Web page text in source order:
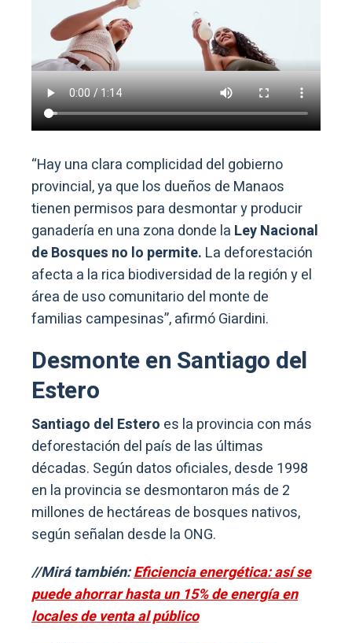
“Hay una clara complicidad del gobierno
provincial, ya que los dueños de Manaos
tienen permisos para desmontar y producir
ganadería en una zona donde la Ley Nacional
de Bosques no lo permite. La deforestación
afecta a la rica biodiversidad de la región y el
área de uso comunitario del monte de
familias campesinas”, afirmó Giardini.
Desmonte en Santiago del
Estero
Santiago del Estero es la provincia con más
deforestación del país de las últimas
décadas. Según datos oficiales, desde 1998
en la provincia se desmontaron más de 2
millones de hectáreas de bosques nativos,
según señalan desde la ONG.
//Mirá también:Eficiencia energética: así se
puede ahorrar hasta un 15% de energía en
locales de venta al público